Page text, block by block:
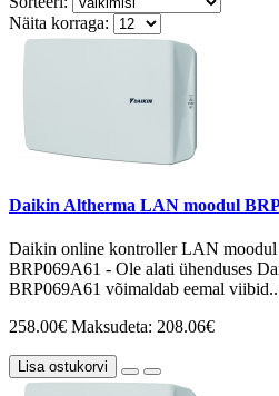
Näita korraga:
Daikin Altherma LAN moodul
Daikin online kontroller LAN moodul
BRP069A61 - Ole alati ühenduses
BRP069A61 võimaldab eemal viibid..
258.00€ Maksudeta: 208.06€
Lisa ostukorvi